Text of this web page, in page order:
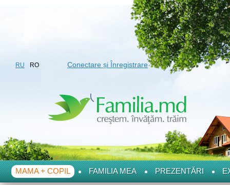
RU RO Conectare și Înregistrare
MAMA + COPIL FAMILIA MEA PREZENTĂRI